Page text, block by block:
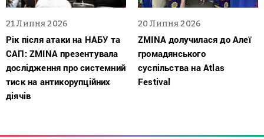
21 Липня 2026
Рік після атаки на НАБУ та
САП: ZMINA презентувала
дослідження про системний
тиск на антикорупційних
діячів
20 Липня 2026
ZMINA долучилася до Алеї
громадянського
суспільства на Atlas
Festival